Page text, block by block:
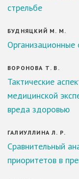
стрельбе
БУДНЯЦКИЙ М. М.
Организационные
ВОРОНОВА Т. В.
Тактические
медицинской
вреда здоровью
ГАЛИУЛЛИНА Л. Р.
Сравнительный
приоритетов в